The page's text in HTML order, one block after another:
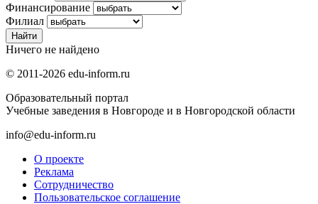
Финансирование
Филиал
Ничего не найдено
© 2011-2026 edu-inform.ru
Образовательный портал
Учебные заведения в Новгороде и в Новгородской области
info@edu-inform.ru
О проекте
Реклама
Сотрудничество
Пользовательское соглашение